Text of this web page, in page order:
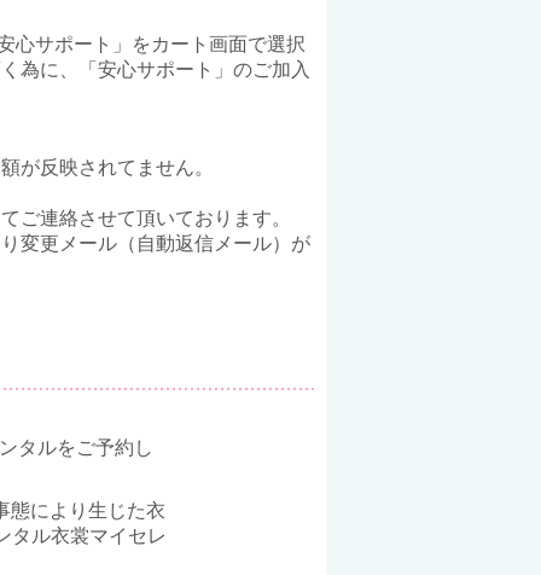
心サポート」をカート画面で選択
為に、「安心サポート」のご加入
が反映されてません。
ご連絡させて頂いております。
変更メール（自動返信メール）が
タルをご予約し
態により生じた衣
タル衣裳マイセレ